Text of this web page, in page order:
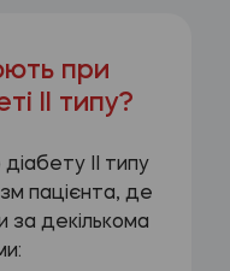
при
ІІ типу?
діабету ІІ типу
пацієнта, де
декількома